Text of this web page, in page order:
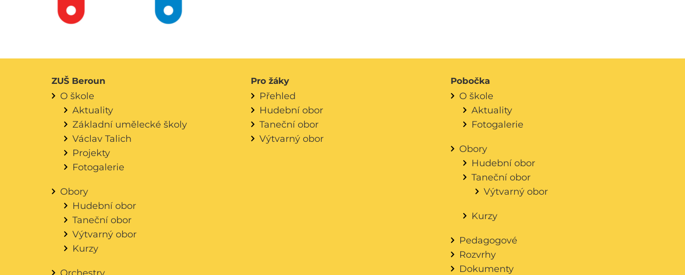
ZUŠ Beroun
O škole
Aktuality
Základní umělecké školy
Václav Talich
Projekty
Fotogalerie
Obory
Hudební obor
Taneční obor
Výtvarný obor
Kurzy
Orchestry
Pro žáky
Přehled
Hudební obor
Taneční obor
Výtvarný obor
Pobočka
O škole
Aktuality
Fotogalerie
Obory
Hudební obor
Taneční obor
Výtvarný obor
Kurzy
Pedagogové
Rozvrhy
Dokumenty